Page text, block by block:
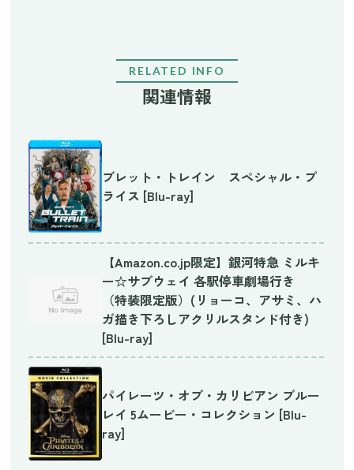
RELATED INFO
関連情報
ブレット・トレイン スペシャル・プ
ライス [Blu-ray]
【Amazon.co.jp限定】銀河特急 ミルキ
ー☆サブウェイ 各駅停車劇場行き
（特装限定版）(リョーコ、アサミ、ハ
ガ描き下ろしアクリルスタンド付き)
[Blu-ray]
パイレーツ・オブ・カリビアン ブルー
レイ 5ムービー・コレクション [Blu-
ray]